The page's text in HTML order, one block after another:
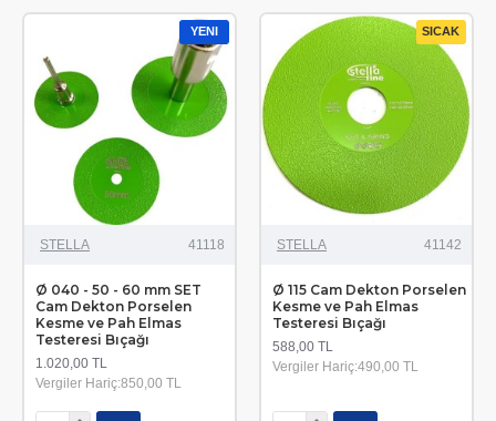
YENI
STELLA 41118
Ø 040 - 50 - 60 mm SET
Cam Dekton Porselen
Kesme ve Pah Elmas
Testeresi Bıçağı
1.020,00 TL
Vergiler Hariç:850,00 TL
SICAK
STELLA 41142
Ø 115 Cam Dekton Porselen
Kesme ve Pah Elmas
Testeresi Bıçağı
588,00 TL
Vergiler Hariç:490,00 TL